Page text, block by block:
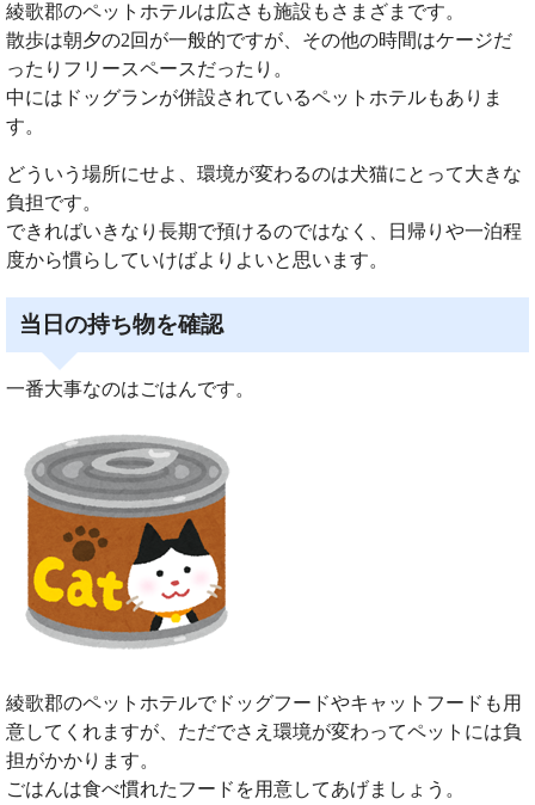
綾歌郡のペットホテルは広さも施設もさまざまです。
散歩は朝夕の2回が一般的ですが、その他の時間はケージだ
ったりフリースペースだったり。
中にはドッグランが併設されているペットホテルもありま
す。
どういう場所にせよ、環境が変わるのは犬猫にとって大きな
負担です。
できればいきなり長期で預けるのではなく、日帰りや一泊程
度から慣らしていけばよりよいと思います。
当日の持ち物を確認
一番大事なのはごはんです。
綾歌郡のペットホテルでドッグフードやキャットフードも用
意してくれますが、ただでさえ環境が変わってペットには負
担がかかります。
ごはんは食べ慣れたフードを用意してあげましょう。